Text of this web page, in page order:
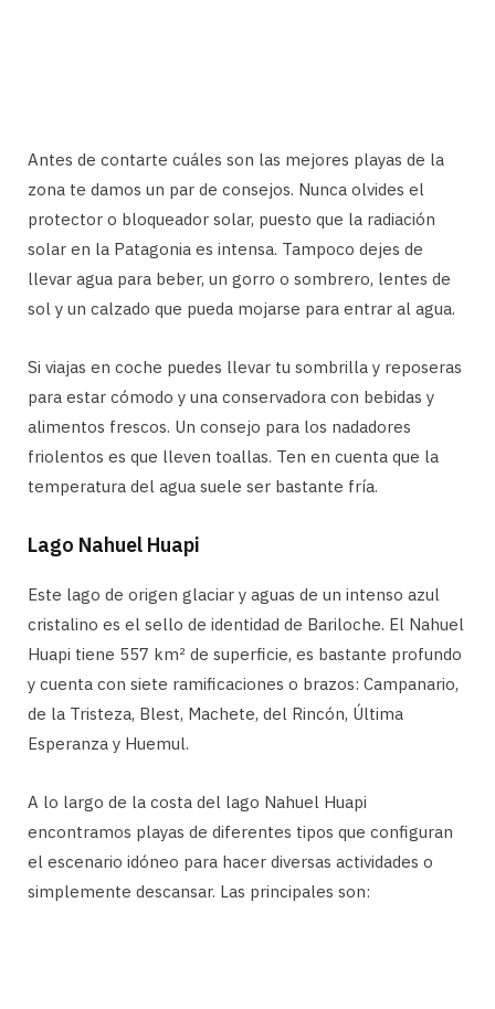
Antes de contarte cuáles son las mejores playas de la
zona te damos un par de consejos. Nunca olvides el
protector o bloqueador solar, puesto que la radiación
solar en la Patagonia es intensa. Tampoco dejes de
llevar agua para beber, un gorro o sombrero, lentes de
sol y un calzado que pueda mojarse para entrar al agua.
Si viajas en coche puedes llevar tu sombrilla y reposeras
para estar cómodo y una conservadora con bebidas y
alimentos frescos. Un consejo para los nadadores
friolentos es que lleven toallas. Ten en cuenta que la
temperatura del agua suele ser bastante fría.
Lago Nahuel Huapi
Este lago de origen glaciar y aguas de un intenso azul
cristalino es el sello de identidad de Bariloche. El Nahuel
Huapi tiene 557 km² de superficie, es bastante profundo
y cuenta con siete ramificaciones o brazos: Campanario,
de la Tristeza, Blest, Machete, del Rincón, Última
Esperanza y Huemul.
A lo largo de la costa del lago Nahuel Huapi
encontramos playas de diferentes tipos que configuran
el escenario idóneo para hacer diversas actividades o
simplemente descansar. Las principales son: